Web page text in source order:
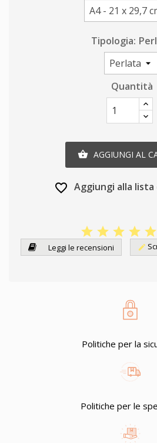
Tipologia:
Quantità
 AGGIUNGI AL
favorite_border Aggiungi alla
star star star star star
Leggi le recensioni edit
Politiche per la
Politiche per le